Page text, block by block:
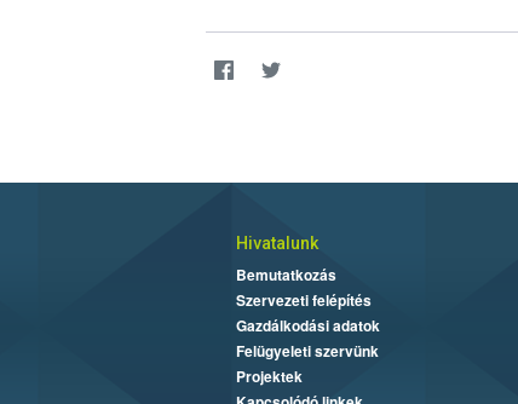
Hivatalunk
Bemutatkozás
Szervezeti felépítés
Gazdálkodási adatok
Felügyeleti szervünk
Projektek